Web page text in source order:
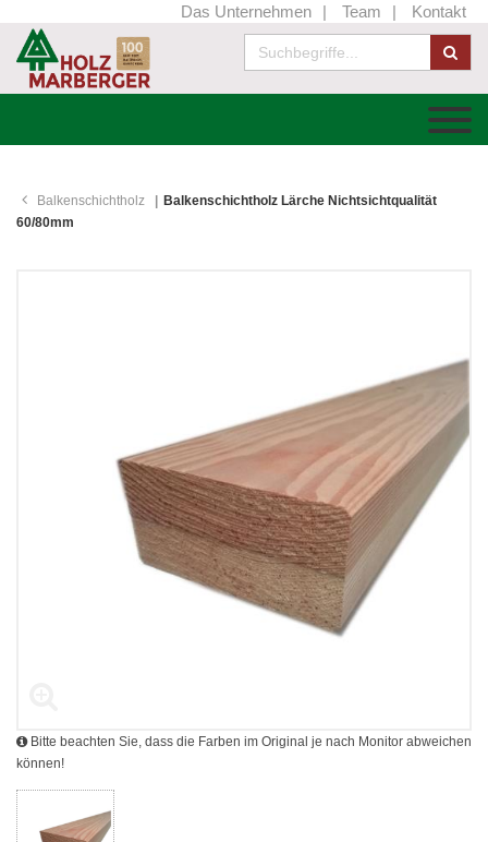
Das Unternehmen Team Kontakt
Balkenschichtholz
Balkenschichtholz Lärche Nichtsichtqualität
60/80mm
Bitte beachten Sie, dass die Farben im Original je nach Monitor abweichen
können!